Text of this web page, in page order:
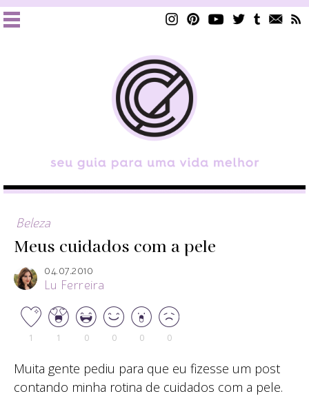
Beleza
Meus cuidados com a pele
04.07.2010
Lu Ferreira
1 1 0 0 0 0
Muita gente pediu para que eu fizesse um post
contando minha rotina de cuidados com a pele.